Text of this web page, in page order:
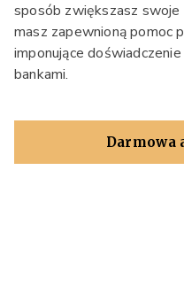
sposób zwiększasz swoje
masz zapewnioną pomoc
imponujące
bankami.
Darmowa